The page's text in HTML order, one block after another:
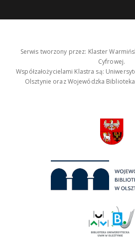
Serwis tworzony przez: Klaster
Cyfrowej.
Współzałożycielami Klastra są:
Olsztynie oraz Wojewódzka